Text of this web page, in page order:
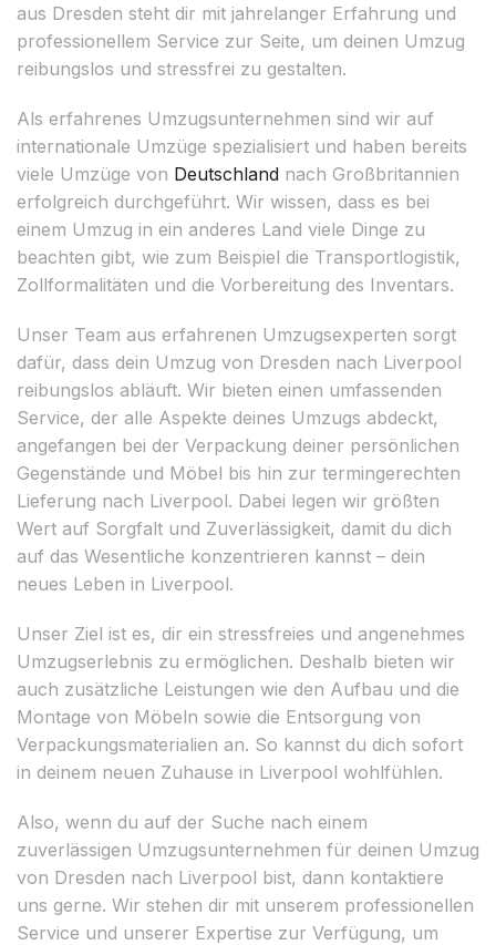
aus Dresden steht dir mit jahrelanger Erfahrung und
professionellem Service zur Seite, um deinen Umzug
reibungslos und stressfrei zu gestalten.
Als erfahrenes Umzugsunternehmen sind wir auf
internationale Umzüge spezialisiert und haben bereits
viele Umzüge von Deutschland nach Großbritannien
erfolgreich durchgeführt. Wir wissen, dass es bei
einem Umzug in ein anderes Land viele Dinge zu
beachten gibt, wie zum Beispiel die Transportlogistik,
Zollformalitäten und die Vorbereitung des Inventars.
Unser Team aus erfahrenen Umzugsexperten sorgt
dafür, dass dein Umzug von Dresden nach Liverpool
reibungslos abläuft. Wir bieten einen umfassenden
Service, der alle Aspekte deines Umzugs abdeckt,
angefangen bei der Verpackung deiner persönlichen
Gegenstände und Möbel bis hin zur termingerechten
Lieferung nach Liverpool. Dabei legen wir größten
Wert auf Sorgfalt und Zuverlässigkeit, damit du dich
auf das Wesentliche konzentrieren kannst – dein
neues Leben in Liverpool.
Unser Ziel ist es, dir ein stressfreies und angenehmes
Umzugserlebnis zu ermöglichen. Deshalb bieten wir
auch zusätzliche Leistungen wie den Aufbau und die
Montage von Möbeln sowie die Entsorgung von
Verpackungsmaterialien an. So kannst du dich sofort
in deinem neuen Zuhause in Liverpool wohlfühlen.
Also, wenn du auf der Suche nach einem
zuverlässigen Umzugsunternehmen für deinen Umzug
von Dresden nach Liverpool bist, dann kontaktiere
uns gerne. Wir stehen dir mit unserem professionellen
Service und unserer Expertise zur Verfügung, um